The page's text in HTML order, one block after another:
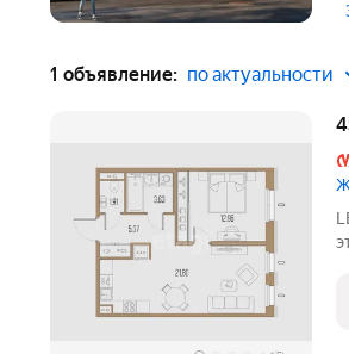
1 объявление: по актуальности